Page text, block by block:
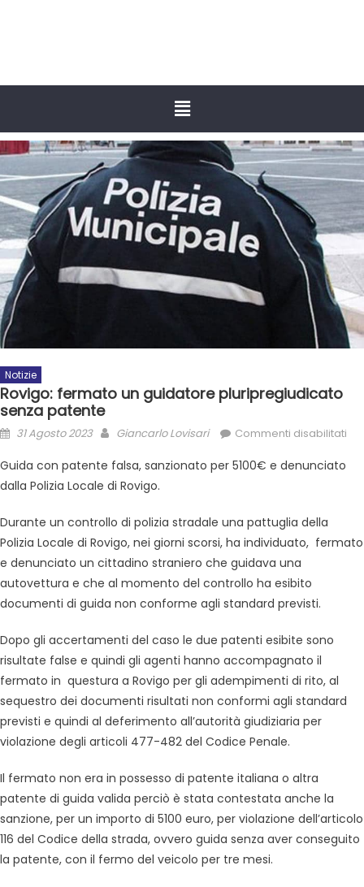
Notizie
Rovigo: fermato un guidatore pluripregiudicato
senza patente
31 Agosto 2023 Giancarlo Lovisari Commenti disabilitati
Guida con patente falsa, sanzionato per 5100€ e denunciato
dalla Polizia Locale di Rovigo.
Durante un controllo di polizia stradale una pattuglia della
Polizia Locale di Rovigo, nei giorni scorsi, ha individuato, fermato
e denunciato un cittadino straniero che guidava una
autovettura e che al momento del controllo ha esibito
documenti di guida non conforme agli standard previsti.
Dopo gli accertamenti del caso le due patenti esibite sono
risultate false e quindi gli agenti hanno accompagnato il
fermato in questura a Rovigo per gli adempimenti di rito, al
sequestro dei documenti risultati non conformi agli standard
previsti e quindi al deferimento all’autorità giudiziaria per
violazione degli articoli 477-482 del Codice Penale.
Il fermato non era in possesso di patente italiana o altra
patente di guida valida perciò è stata contestata anche la
sanzione, per un importo di 5100 euro, per violazione dell’articolo
116 del Codice della strada, ovvero guida senza aver conseguito
la patente, con il fermo del veicolo per tre mesi.